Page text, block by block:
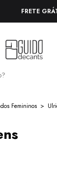
A PARTIR
Femininos >